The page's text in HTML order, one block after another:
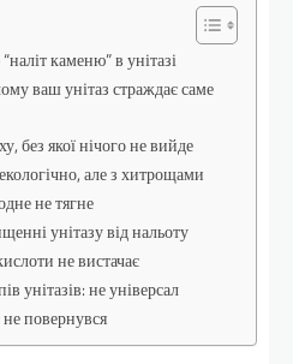
каменю” в унітазі
ваш унітаз страждає саме
без якої нічого не вийде
але з хитрощами
не тягне
унітазу від нальоту
не вистачає
унітазів: не універсал
повернувся